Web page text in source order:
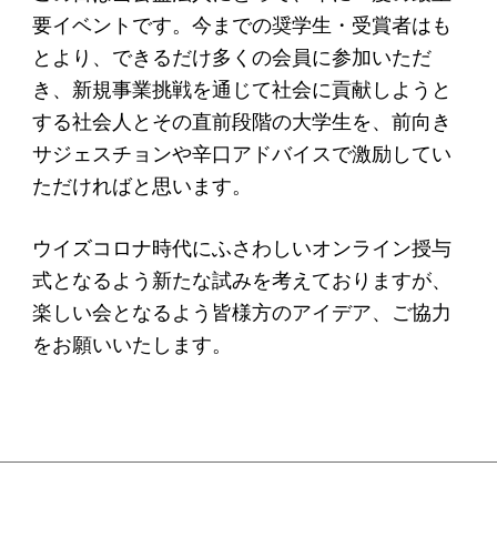
丸和育志会の考える
ソーシャルビジネス
受賞者一覧
ソーシャルビジネス研究会
研究会のねらい
研究会一覧
ELPASO会
要イベントです。 今までの奨学生・受賞者はも
とより、 できるだけ多くの会員に参加いただ
き、 新規事業挑戦を通じて社会に貢献しようと
する社会人とその直前段階の大学生を、 前向き
サジェスチョンや辛口アドバイスで激励してい
ただければと 思います。
ウイズコロナ時代にふさわしいオンライン授与
式となるよう新たな試みを考えておりますが、
楽しい会となるよう皆様方のアイデア、 ご協力
をお願いいたします。